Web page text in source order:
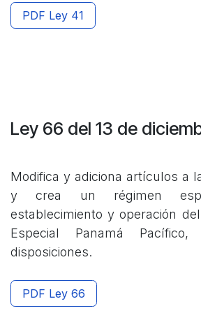
PDF Ley 41
Ley 66 del 13 de
Modifica y adiciona artículos a
y crea un régimen
establecimiento y operación
Especial Panamá
disposiciones.
PDF Ley 66